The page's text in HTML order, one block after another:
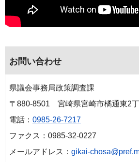
お問い合わせ
県議会事務局政策調査課
〒880-8501 宮崎県宮崎市橘通東2
電話： 0985-26-7217
ファクス：0985-32-0227
メールアドレス： gikai-